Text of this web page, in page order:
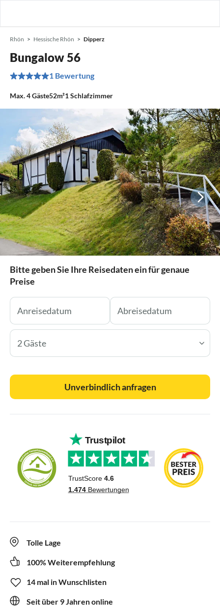
Rhön Hessische Rhön Dipperz
Bungalow 56
1 Bewertung
Max.4Gäste52m²1Schlafzimmer
Bitte geben Sie Ihre Reisedaten ein für genaue
Preise
2 Gäste
Unverbindlich anfragen
Tolle Lage
100% Weiterempfehlung
14 mal in Wunschlisten
Seit über 9 Jahren online